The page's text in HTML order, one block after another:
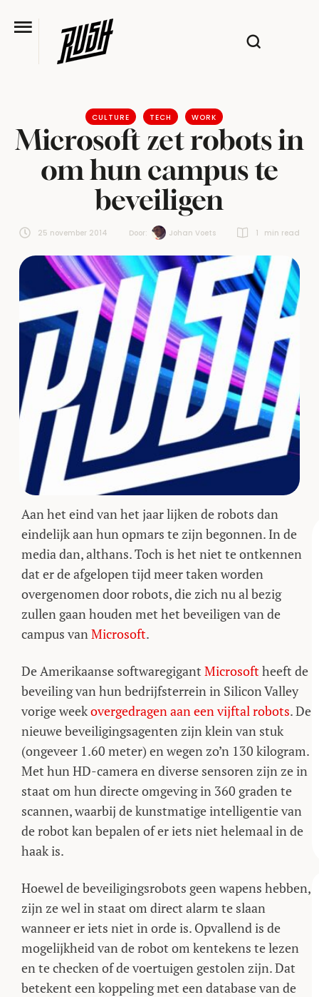
CULTURE TECH WORK
Microsoft zet robots in
om hun campus te
beveiligen
25 november 2014 Door: Johan Voets 1 min read
Aan het eind van het jaar lijken de robots dan
eindelijk aan hun opmars te zijn begonnen. In de
media dan, althans. Toch is het niet te ontkennen
dat er de afgelopen tijd meer taken worden
overgenomen door robots, die zich nu al bezig
zullen gaan houden met het beveiligen van de
campus vanMicrosoft.
De Amerikaanse softwaregigant Microsoftheeft de
beveiling van hun bedrijfsterrein in Silicon Valley
vorige weekovergedragen aan een vijftal robots. De
nieuwe beveiligingsagenten zijn klein van stuk
(ongeveer 1.60 meter) en wegen zo’n 130 kilogram.
Met hun HD-camera en diverse sensoren zijn ze in
staat om hun directe omgeving in 360 graden te
scannen, waarbij de kunstmatige intelligentie van
de robot kan bepalen of er iets niet helemaal in de
haak is.
Hoewel de beveiligingsrobots geen wapens hebben,
zijn ze wel in staat om direct alarm te slaan
wanneer er iets niet in orde is. Opvallend is de
mogelijkheid van de robot om kentekens te lezen
en te checken of de voertuigen gestolen zijn. Dat
betekent een koppeling met een database van de